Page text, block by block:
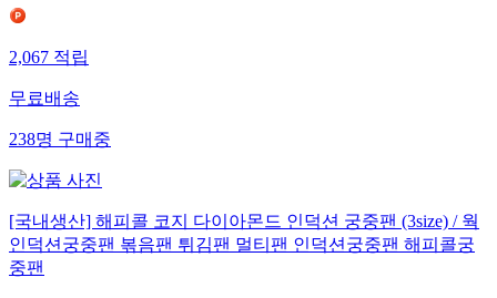
2,067 적립
무료배송
238명 구매중
[국내생산] 해피콜 코지 다이아몬드 인덕션 궁중팬 (3size) / 웍
인덕션궁중팬 볶음팬 튀김팬 멀티팬 인덕션궁중팬 해피콜궁
중팬